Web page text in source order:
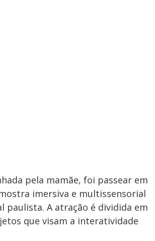
pela mamãe, foi passear em
imersiva e multissensorial
paulista. A atração é dividida em
que visam a interatividade